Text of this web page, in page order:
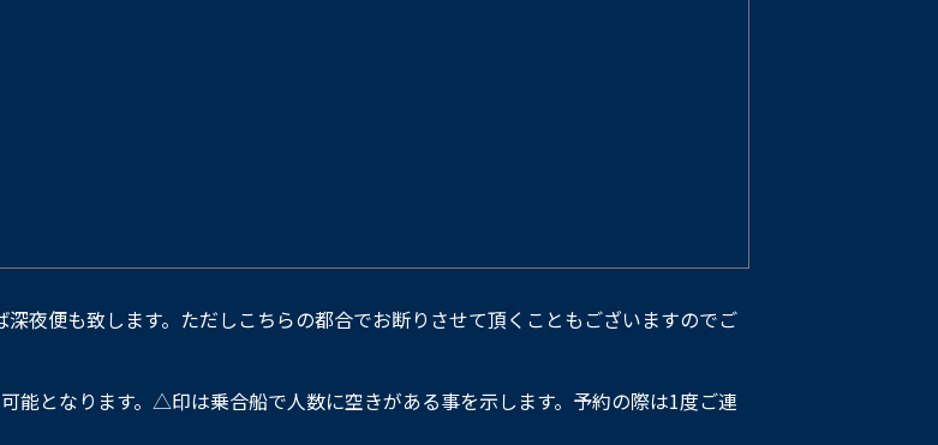
夜便も致します。ただしこちらの都合でお断りさせて頂くこともございますのでご
能となります。△印は乗合船で人数に空きがある事を示します。予約の際は1度ご連